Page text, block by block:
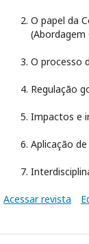
O papel da
O processo
Regulação
Impactos e
Aplicação
Acessar revista